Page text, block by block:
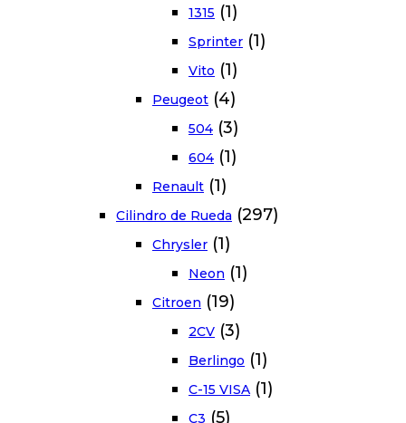
1315 (1)
Sprinter (1)
Vito (1)
Peugeot (4)
504 (3)
604 (1)
Renault (1)
Cilindro de Rueda (297)
Chrysler (1)
Neon (1)
Citroen (19)
2CV (3)
Berlingo (1)
C-15 VISA (1)
C3 (5)